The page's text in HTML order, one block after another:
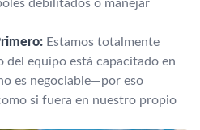
debilitados o manejar
Estamos totalmente
del equipo está capacitado en
es negociable—por eso
si fuera en nuestro propio